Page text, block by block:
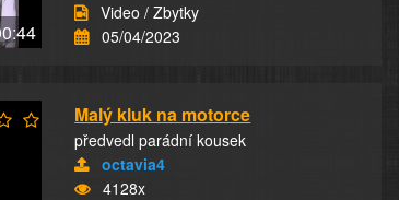
Video / Zbytky
05/04/2023
Malý kluk na motorce
předvedl parádní kousek
octavia4
4128x